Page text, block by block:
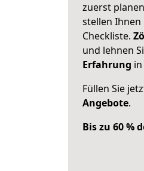
zuerst
stellen Ihnen
Checkliste.
und lehnen
Erfahrung
Füllen Sie
Angebote.
Bis zu 60 %